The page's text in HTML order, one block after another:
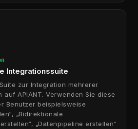
Integrationssuite
zur Integration mehrerer
auf APIANT. Verwenden Sie diese
Benutzer beispielsweise
„Bidirektionale
„Datenpipeline erstellen“